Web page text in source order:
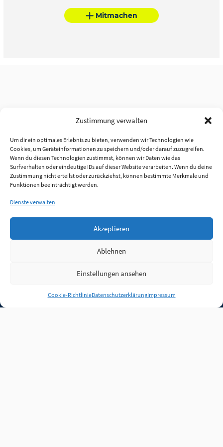
Zustimmung verwalten
Um dir ein optimales Erlebnis zu bieten, verwenden wir Technologien wie
Cookies, um Geräteinformationen zu speichern und/oder darauf zuzugreifen.
Wenn du diesen Technologien zustimmst, können wir Daten wie das
Surfverhalten oder eindeutige IDs auf dieser Website verarbeiten. Wenn du deine
Zustimmung nicht erteilst oder zurückziehst, können bestimmte Merkmale und
Funktionen beeinträchtigt werden.
Dienste verwalten
Akzeptieren
Ablehnen
Einstellungen ansehen
Cookie-RichtlinieDatenschutzerklärungImpressum
Mitmachen
Anmelden
Jobs Partner FAQ Quellen